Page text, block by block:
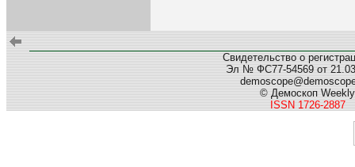
Свидетельство о
Эл № ФС77-54569 от
© Демоскоп Weekly
ISSN 1726-2887